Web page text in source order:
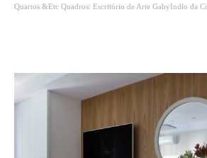
Quartos &Etc Quadros: Escritório de Arte GabyIndio da